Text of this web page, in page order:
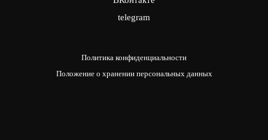
telegram
Политика конфиденциальности
Положение о хранении персональных данных